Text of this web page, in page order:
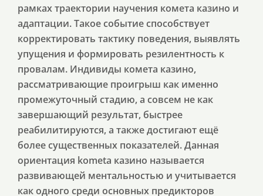
рамках траектории научения комета казино и
адаптации. Такое событие способствует
корректировать тактику поведения, выявлять
упущения и формировать резилентность к
провалам. Индивиды комета казино,
рассматривающие проигрыш как именно
промежуточный стадию, а совсем не как
завершающий результат, быстрее
реабилитируются, а также достигают ещё
более существенных показателей. Данная
ориентация kometa казино называется
развивающей ментальностью и учитывается
как одного среди основных предикторов